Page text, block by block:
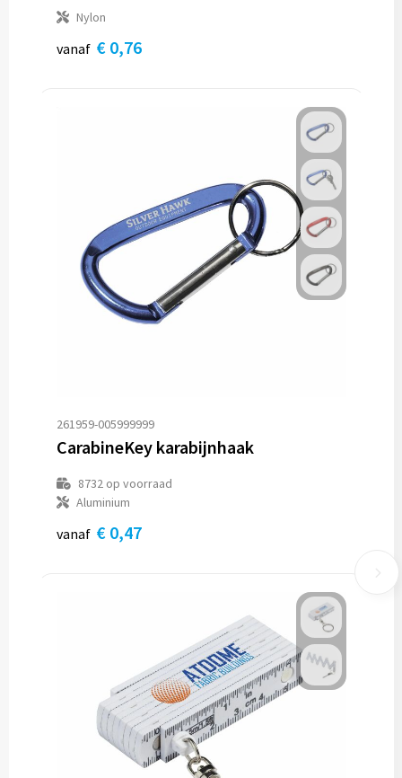
Nylon
vanaf € 0,76
261959-005999999
CarabineKey karabijnhaak
8732op voorraad
Aluminium
vanaf € 0,47